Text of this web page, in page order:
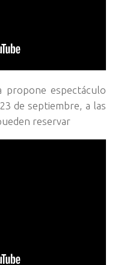
propone espectáculo
de septiembre, a las
reservar